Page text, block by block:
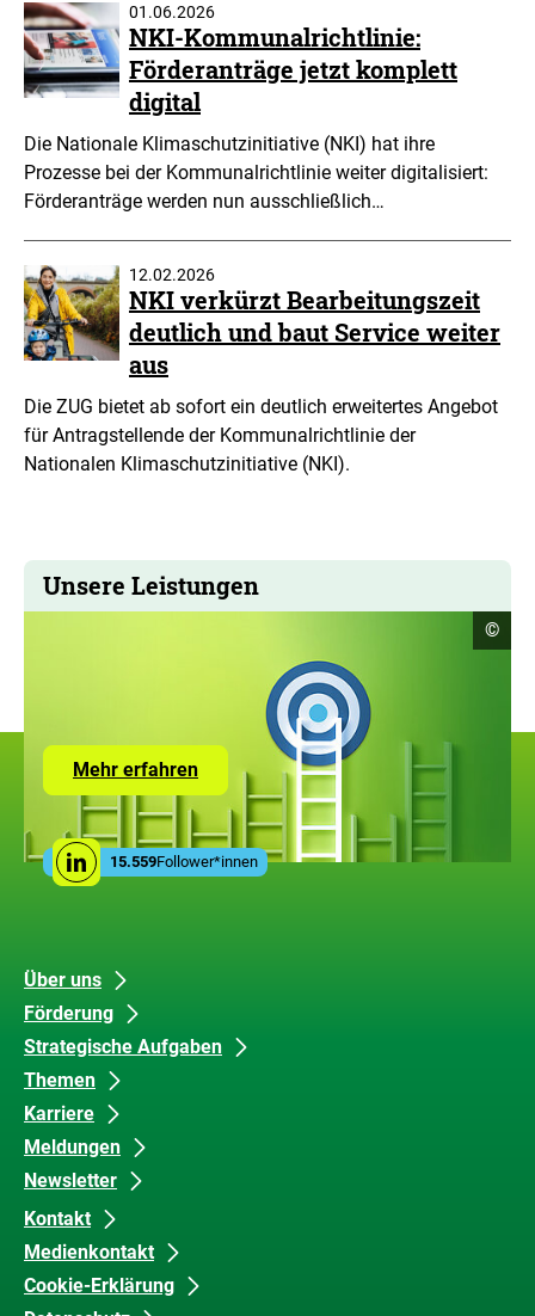
01.06.2026
NKI-Kommunalrichtlinie:
Förderanträge jetzt komplett
digital
Die Nationale Klimaschutzinitiative (NKI) hat ihre
Prozesse bei der Kommunalrichtlinie weiter digitalisiert:
Förderanträge werden nun ausschließlich…
12.02.2026
NKI verkürzt Bearbeitungszeit
deutlich und baut Service weiter
aus
Die ZUG bietet ab sofort ein deutlich erweitertes Angebot
für Antragstellende der Kommunalrichtlinie der
Nationalen Klimaschutzinitiative (NKI).
Unsere Leistungen
Mehr erfahrenZur
Seite
Leistungen
der
ZUG
Social
MediaLinkedin
15.559Follower*innen
©
Unsere
Inhalte
Über uns
Förderung
Strategische Aufgaben
Themen
Karriere
Meldungen
Newsletter
Datenschutz
und
Barrierefreiheit
Kontakt
Medienkontakt
Cookie-Erklärung